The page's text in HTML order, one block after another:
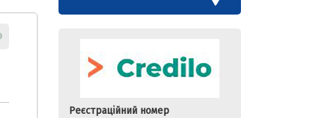
Реєстраційний номер